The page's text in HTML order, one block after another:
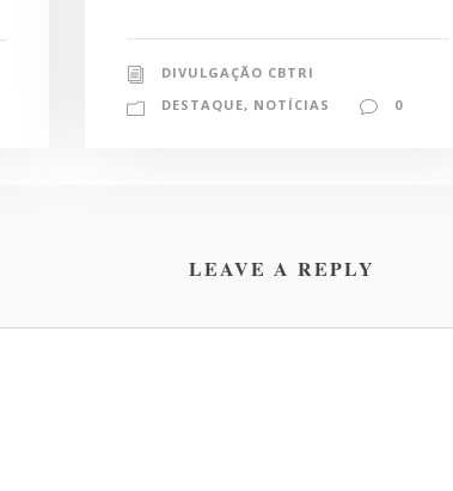
DIVULGAÇÃO CBTRI
DESTAQUE, NOTÍCIAS 0
LEAVE A REPLY